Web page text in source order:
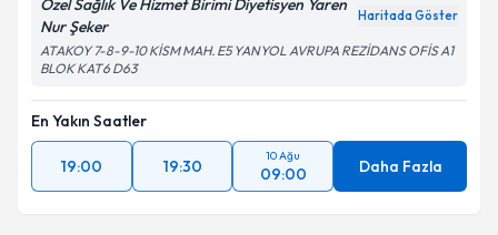
Özel Sağlık Ve Hizmet Birimi Diyetisyen Yaren
Nur Şeker
Haritada Göster
ATAKOY 7-8-9-10 KİSM MAH. E5 YANYOL AVRUPA REZİDANS OFİS A1
BLOK KAT6 D63
En Yakın Saatler
19:00 19:30
10 Ağu
09:00 Daha Fazla